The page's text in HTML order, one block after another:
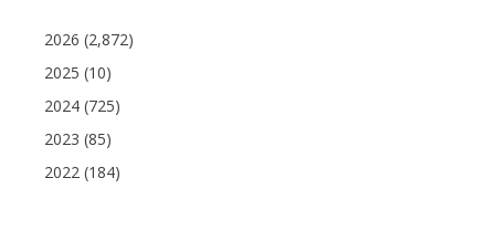
2026 (2,872)
2025 (10)
2024 (725)
2023 (85)
2022 (184)